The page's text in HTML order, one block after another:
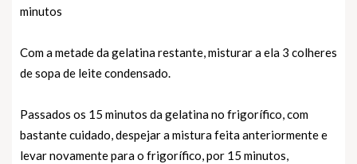
minutos
Com a metade da gelatina restante, misturar a ela 3 colheres
de sopa de leite condensado.
Passados os 15 minutos da gelatina no frigorífico, com
bastante cuidado, despejar a mistura feita anteriormente e
levar novamente para o frigorífico, por 15 minutos,